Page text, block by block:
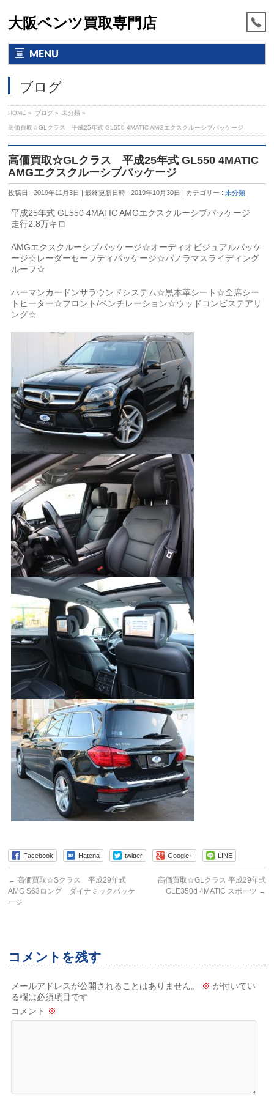
大阪ベンツ買取専門店
MENU
ブログ
HOME » ブログ » 未分類 »
高価買取☆GLクラス 平成25年式 GL550 4MATIC AMGエクスクルーシブパッケージ
高価買取☆GLクラス 平成25年式 GL550 4MATIC
AMGエクスクルーシブパッケージ
投稿日 : 2019年11月3日 最終更新日時 : 2019年10月30日 カテゴリー :未分類
平成25年式 GL550 4MATIC AMGエクスクルーシブパッケージ
走行2.8万キロ
AMGエクスクルーシブパッケージ☆オーディオビジュアルパッケ
ージ☆レーダーセーフティパッケージ☆パノラマスライディング
ルーフ☆
ハーマンカードンサラウンドシステム☆黒本革シート☆全席シー
トヒーター☆フロント/ベンチレーション☆ウッドコンビステアリ
ング☆
Facebook Hatena twitter Google+ LINE
← 高価買取☆Sクラス 平成29年式
AMG S63ロング ダイナミックパッケ
ージ
高価買取☆GLクラス 平成29年式
GLE350d 4MATIC スポーツ →
コメントを残す
メールアドレスが公開されることはありません。 ※ が付いてい
る欄は必須項目です
コメント ※